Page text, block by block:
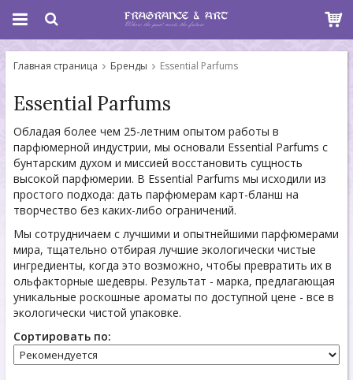
Главная страница Бренды Essential Parfums
Essential Parfums
Обладая более чем 25-летним опытом работы в
парфюмерной индустрии, мы основали Essential Parfums с
бунтарским духом и миссией восстановить сущность
высокой парфюмерии. В Essential Parfums мы исходили из
простого подхода: дать парфюмерам карт-бланш на
творчество без каких-либо ограничений.
Мы сотрудничаем с лучшими и опытнейшими парфюмерами
мира, тщательно отбирая лучшие экологически чистые
ингредиенты, когда это возможно, чтобы превратить их в
ольфакторные шедевры. Результат - марка, предлагающая
уникальные роскошные ароматы по доступной цене - все в
экологически чистой упаковке.
Сортировать по: